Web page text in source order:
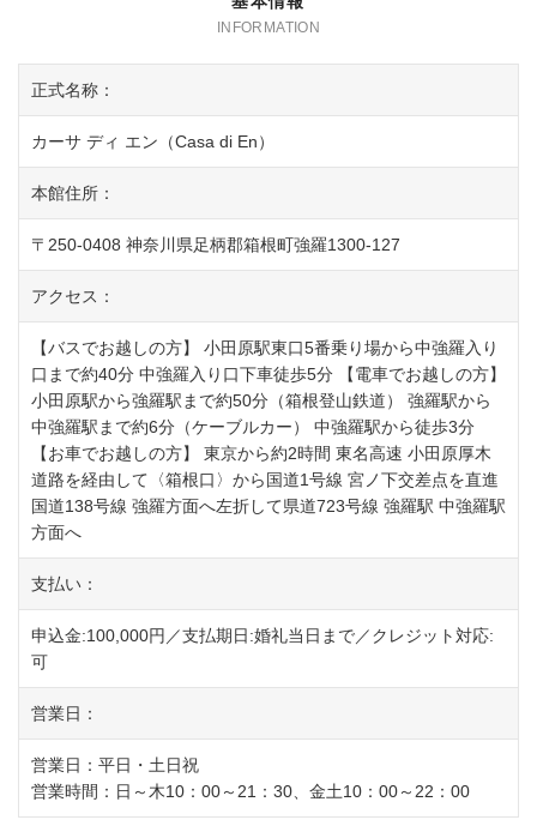
正式名称：
カーサ ディ エン（Casa di En）
本館住所：
〒250-0408 神奈川県足柄郡箱根町強羅1300-127
アクセス：
【バスでお越しの方】 小田原駅東口5番乗り場から中強羅入り
口まで約40分 中強羅入り口下車徒歩5分 【電車でお越しの方】
小田原駅から強羅駅まで約50分（箱根登山鉄道） 強羅駅から
中強羅駅まで約6分（ケーブルカー） 中強羅駅から徒歩3分
【お車でお越しの方】 東京から約2時間 東名高速 小田原厚木
道路を経由して〈箱根口〉から国道1号線 宮ノ下交差点を直進
国道138号線 強羅方面へ左折して県道723号線 強羅駅 中強羅駅
方面へ
支払い：
申込金:100,000円／支払期日:婚礼当日まで／クレジット対応:
可
営業日：
営業日：平日・土日祝
営業時間：日～木10：00～21：30、金土10：00～22：00